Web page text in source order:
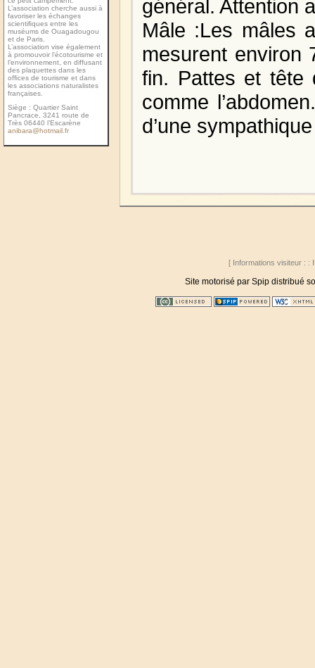
L’association cherche aussi à
favoriser les échanges
scientiﬁques entre les
muséums de Ouagadougou
et de Paris.
L’association vise également
à promouvoir l’écotourisme et
l’environnement, en diffusant
des plaquettes dans les
ofﬁces de tourisme et dans
les associations naturalistes
françaises.
Siège : Quartier Saint
Pancrace, 3241 route de
Très 06440 l’Escarène
anibara@hotmail.fr
général. Attention
Mâle :Les mâles
mesurent environ
fin. Pattes et tête
comme
d’une
[ Informations visiteur : :
Site motorisé par Spip distribué